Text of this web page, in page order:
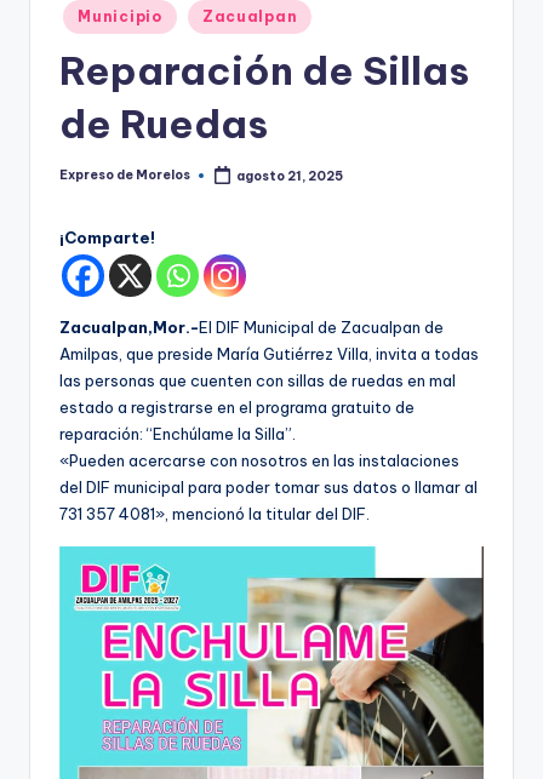
el
Publicado
en
Municipio Zacualpan
Reparación de Sillas
de Ruedas
Publicado
Expreso de Morelos agosto 21, 2025
¡Comparte!
Zacualpan,Mor.-El DIF Municipal de Zacualpan de
Amilpas, que preside María Gutiérrez Villa, invita a todas
las personas que cuenten con sillas de ruedas en mal
estado a registrarse en el programa gratuito de
reparación: “Enchúlame la Silla”.
«Pueden acercarse con nosotros en las instalaciones
del DIF municipal para poder tomar sus datos o llamar al
731 357 4081», mencionó la titular del DIF.